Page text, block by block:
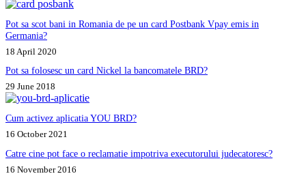
Pot sa scot bani in Romania de pe un card Postbank Vpay emis in
Germania?
18 April 2020
Pot sa folosesc un card Nickel la bancomatele BRD?
29 June 2018
Cum activez aplicatia YOU BRD?
16 October 2021
Catre cine pot face o reclamatie impotriva executorului judecatoresc?
16 November 2016